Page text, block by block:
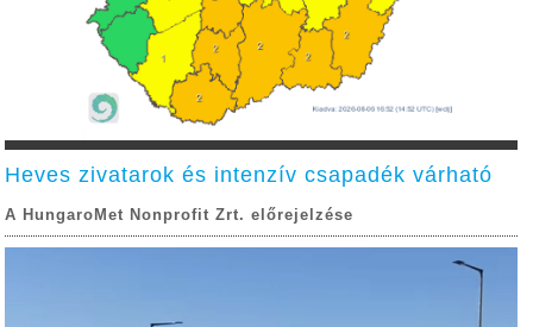
Heves zivatarok és intenzív csapadék várható
A HungaroMet Nonprofit Zrt. előrejelzése